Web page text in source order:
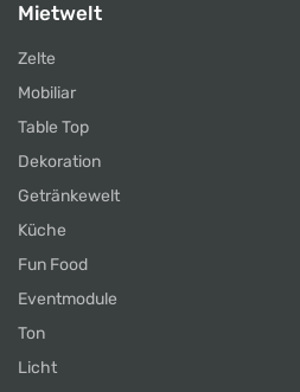
Mietwelt
Zelte
Mobiliar
Table Top
Dekoration
Getränkewelt
Küche
Fun Food
Eventmodule
Ton
Licht